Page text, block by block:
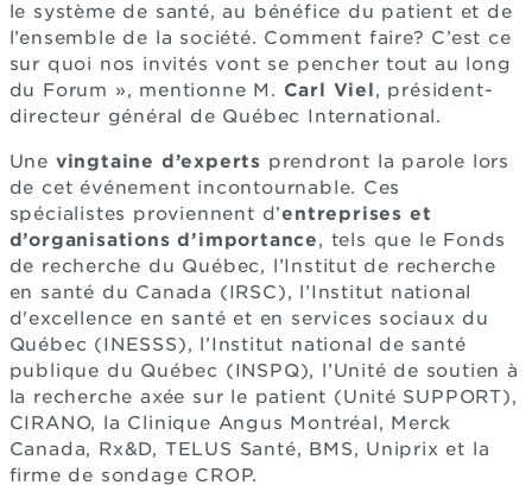
le système de santé, au bénéfice du patient et de
l’ensemble de la société. Comment faire? C’est ce
sur quoi nos invités vont se pencher tout au long
du Forum », mentionne M. Carl Viel, président-
directeur général de Québec International.
Une vingtaine d’experts prendront la parole lors
de cet événement incontournable. Ces
spécialistes proviennent d’entreprises et
d’organisations d’importance, tels que le Fonds
de recherche du Québec, l’Institut de recherche
en santé du Canada (IRSC), l’Institut national
d'excellence en santé et en services sociaux du
Québec (INESSS), l’Institut national de santé
publique du Québec (INSPQ), l’Unité de soutien à
la recherche axée sur le patient (Unité SUPPORT),
CIRANO, la Clinique Angus Montréal, Merck
Canada, Rx&D, TELUS Santé, BMS, Uniprix et la
firme de sondage CROP.